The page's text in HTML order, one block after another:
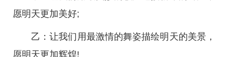
愿明天更加美好;
乙：让我们用最激情的舞姿描绘明天的美景，
愿明天更加辉煌!